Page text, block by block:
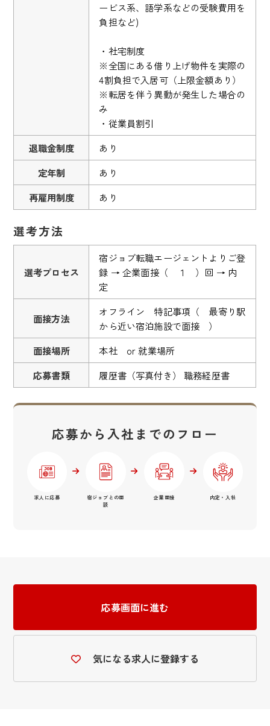
ービス系、語学系などの受験費用を
負担など)
・社宅制度
※全国にある借り上げ物件を実際の
4割負担で入居可（上限金額あり）
※転居を伴う異動が発生した場合の
み
・従業員割引
退職金制度
あり
定年制
あり
再雇用制度
あり
選考方法
選考プロセス
宿ジョブ転職エージェントよりご登
録 → 企業面接（ １ ）回 → 内
定
面接方法
オフライン 特記事項（ 最寄り駅
から近い宿泊施設で面接 ）
面接場所
本社 or 就業場所
応募書類
履歴書（写真付き） 職務経歴書
応募から入社までのフロー
求人に応募
宿ジョブとの面
談
企業面接 内定・入社
応募画面に進む
気になる求人に登録する